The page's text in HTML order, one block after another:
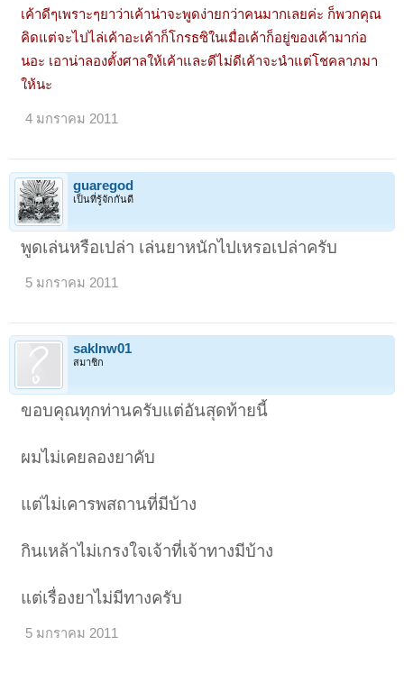
เค้าดีๆเพราะๆยาว่าเค้าน่าจะพูดง่ายกว่าคนมากเลยค่ะ ก็พวกคุณ
คิดแต่จะไปไล่เค้าอะเค้าก็โกรธซิในเมื่อเค้าก็อยู่ของเค้ามาก่อ
นอะ เอาน่าลองตั้งศาลให้เค้าและดีไม่ดีเค้าจะนำแต่โชคลาภมา
ให้นะ
4 มกราคม 2011
guaregod
เป็นที่รู้จักกันดี
พูดเล่นหรือเปล่า เล่นยาหนักไปเหรอเปล่าครับ
5 มกราคม 2011
saklnw01
สมาชิก
ขอบคุณทุกท่านครับแต่อันสุดท้ายนี้
ผมไม่เคยลองยาคับ
แต่ไม่เคารพสถานที่มีบ้าง
กินเหล้าไม่เกรงใจเจ้าที่เจ้าทางมีบ้าง
แต่เรื่องยาไม่มีทางครับ
5 มกราคม 2011